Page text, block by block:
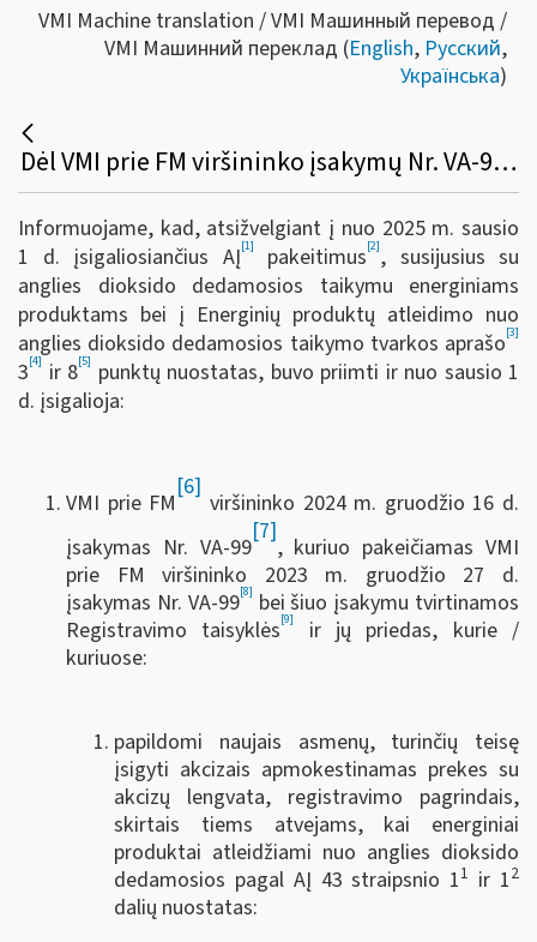
VMI Machine translation / VMI Машинный перевод /
VMI Машинний переклад (English, Русский,
Українська)
Dėl VMI prie FM viršininko įsakymų Nr. VA-99, Nr. 156 ir Nr. VA-17 pakeitimo
Informuojame, kad, atsižvelgiant į nuo 2025 m. sausio
1 d. įsigaliosiančius AĮ[1] pakeitimus[2], susijusius su
anglies dioksido dedamosios taikymu energiniams
produktams bei į Energinių produktų atleidimo nuo
anglies dioksido dedamosios taikymo tvarkos aprašo[3]
3[4] ir 8[5] punktų nuostatas, buvo priimti ir nuo sausio 1
d. įsigalioja:
VMI prie FM
[6]
viršininko 2024 m. gruodžio 16 d.
įsakymas Nr. VA-99
[7]
, kuriuo pakeičiamas VMI
prie FM viršininko 2023 m. gruodžio 27 d.
įsakymas Nr. VA-99[8] bei šiuo įsakymu tvirtinamos
Registravimo taisyklės[9]
ir jų priedas, kurie /
kuriuose:
papildomi naujais asmenų, turinčių teisę
įsigyti akcizais apmokestinamas prekes su
akcizų lengvata, registravimo pagrindais,
skirtais tiems atvejams, kai energiniai
produktai atleidžiami nuo anglies dioksido
dedamosios pagal AĮ 43 straipsnio 11 ir 12
dalių nuostatas: